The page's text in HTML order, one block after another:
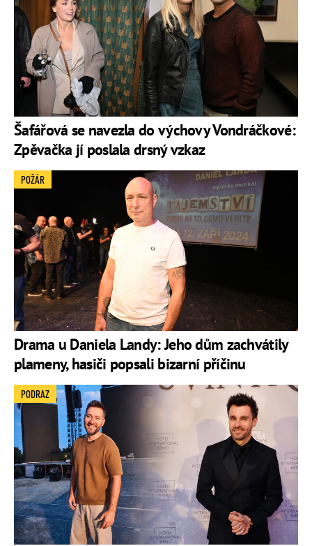
Šafářová se navezla do výchovy Vondráčkové:
Zpěvačka jí poslala drsný vzkaz
Drama u Daniela Landy: Jeho dům zachvátily
plameny, hasiči popsali bizarní příčinu
POŽÁR
PODRAZ